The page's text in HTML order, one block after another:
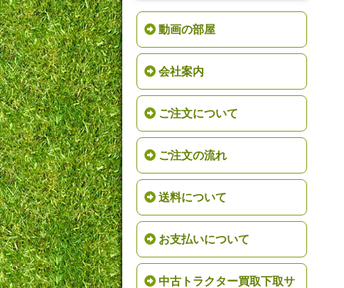
動画の部屋
会社案内
ご注文について
ご注文の流れ
送料について
お支払いについて
中古トラクター買取下取サ